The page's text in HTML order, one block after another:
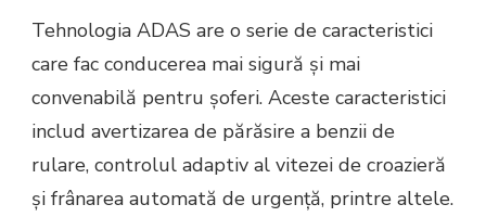
Tehnologia ADAS are o serie de caracteristici
care fac conducerea mai sigură și mai
convenabilă pentru șoferi. Aceste caracteristici
includ avertizarea de părăsire a benzii de
rulare, controlul adaptiv al vitezei de croazieră
și frânarea automată de urgență, printre altele.